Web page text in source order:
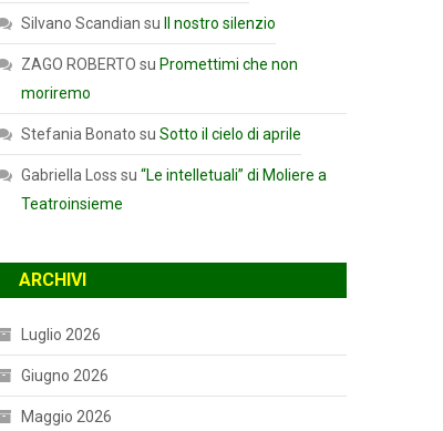
Silvano Scandian su Il nostro silenzio
ZAGO ROBERTO su Promettimi che non
moriremo
Stefania Bonato suSotto il cielo di aprile
Gabriella Loss su“Le intelletuali” di Moliere a
Teatroinsieme
ARCHIVI
Luglio 2026
Giugno 2026
Maggio 2026